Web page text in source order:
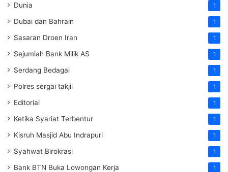
Dunia 1
Dubai dan Bahrain 1
Sasaran Droen Iran 1
Sejumlah Bank Milik AS 1
Serdang Bedagai 1
Polres sergai takjil 1
Editorial 1
Ketika Syariat Terbentur 1
Kisruh Masjid Abu Indrapuri 1
Syahwat Birokrasi 1
Bank BTN Buka Lowongan Kerja 1